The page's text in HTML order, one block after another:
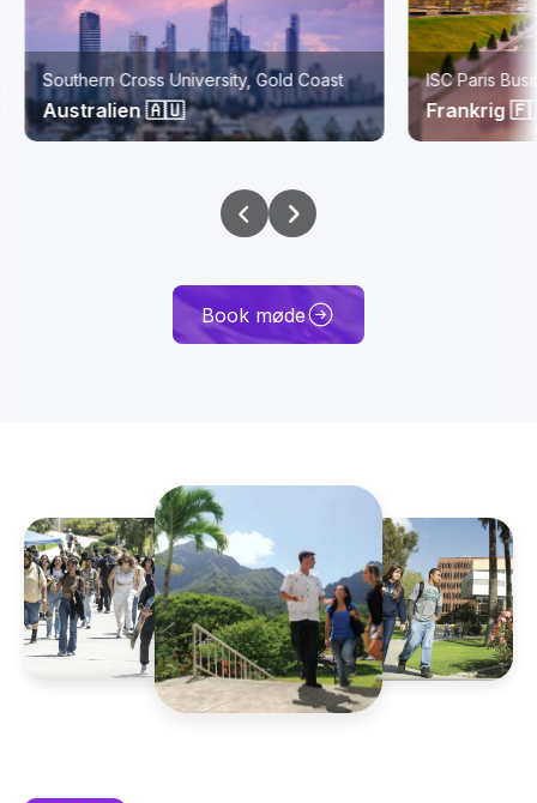
Southern Cross University, Gold Coast
Australien 🇦🇺
ISC Paris
Frankrig
Book møde